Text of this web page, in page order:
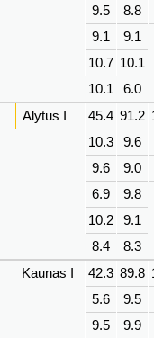
9.5
8.8
9.1
9.1
10.7 10.1
10.1
6.0
Alytus I 45.4 91.2
10.3
9.6
9.6
9.0
6.9
9.8
10.2
9.1
8.4
8.3
Kaunas I 42.3 89.8
5.6
9.5
9.5
9.9